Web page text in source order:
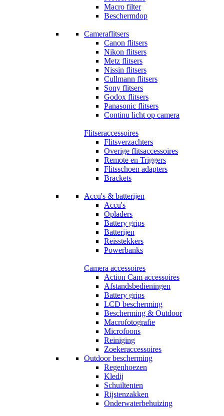
Macro filter
Beschermdop
Cameraflitsers
Canon flitsers
Nikon flitsers
Metz flitsers
Nissin flitsers
Cullmann flitsers
Sony flitsers
Godox flitsers
Panasonic flitsers
Continu licht op camera
Flitseraccessoires
Flitsverzachters
Overige flitsaccessoires
Remote en Triggers
Flitsschoen adapters
Brackets
Accu's & batterijen
Accu's
Opladers
Battery grips
Batterijen
Reisstekkers
Powerbanks
Camera accessoires
Action Cam accessoires
Afstandsbedieningen
Battery grips
LCD bescherming
Bescherming & Outdoor
Macrofotografie
Microfoons
Reiniging
Zoekeraccessoires
Outdoor bescherming
Regenhoezen
Kledij
Schuiltenten
Rijstenzakken
Onderwaterbehuizing